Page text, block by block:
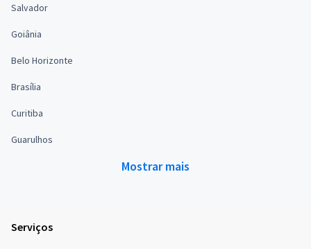
Salvador
Goiânia
Belo Horizonte
Brasília
Curitiba
Guarulhos
Mostrar mais
Serviços